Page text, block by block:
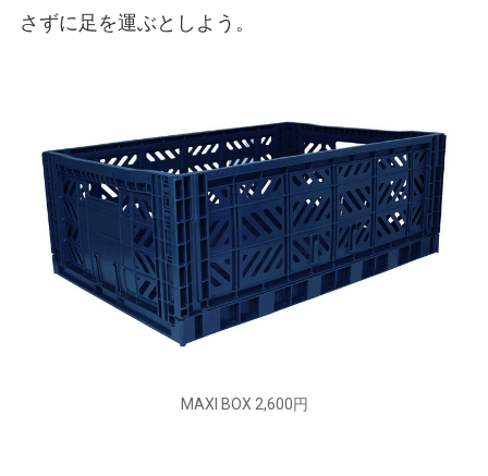
さずに足を運ぶとしよう。
MAXI BOX 2,600円